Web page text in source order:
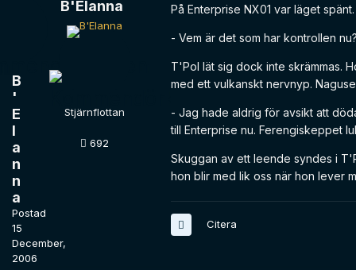
B
'
E
l
a
n
n
a
Postad
15
December,
2006
B'Elanna
Stjärnflottan
692
På Enterprise NX01 var läget
- Vem är det som har kontrollen
T'Pol lät sig dock inte skrämmas.
med ett vulkanskt nervnyp.
- Jag hade aldrig för avsikt att
till Enterprise nu. Ferengiskeppet
Skuggan av ett leende syndes i
hon blir med lik oss när hon lever
Citera